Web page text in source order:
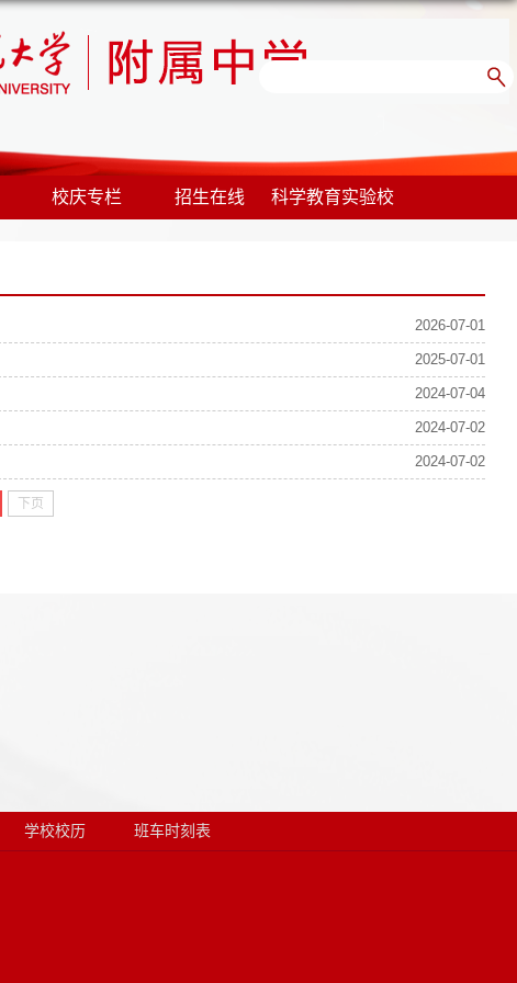
校庆专栏 招生在线 科学教育实验校
2026-07-01
2025-07-01
2024-07-04
2024-07-02
2024-07-02
下页
学校校历 班车时刻表